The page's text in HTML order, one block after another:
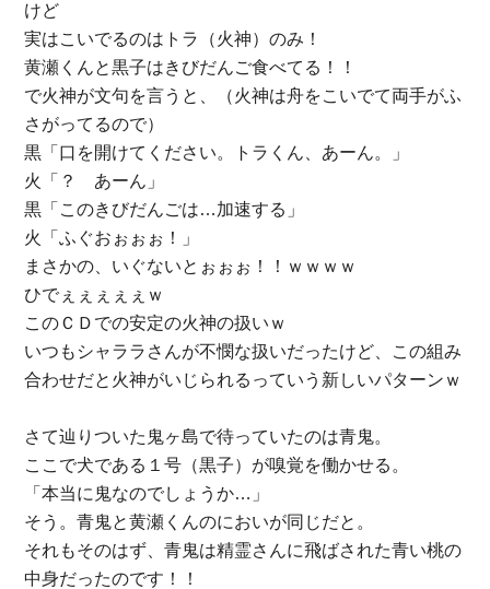
けど
実はこいでるのはトラ（火神）のみ！
黄瀬くんと黒子はきびだんご食べてる！！
で火神が文句を言うと、（火神は舟をこいでて両手がふ
さがってるので）
黒「口を開けてください。トラくん、あーん。」
火「？ あーん」
黒「このきびだんごは…加速する」
火「ふぐおぉぉぉ！」
まさかの、いぐないとぉぉぉ！！ｗｗｗｗ
ひでぇぇぇぇぇｗ
このＣＤでの安定の火神の扱いｗ
いつもシャララさんが不憫な扱いだったけど、この組み
合わせだと火神がいじられるっていう新しいパターンｗ
さて辿りついた鬼ヶ島で待っていたのは青鬼。
ここで犬である１号（黒子）が嗅覚を働かせる。
「本当に鬼なのでしょうか…」
そう。青鬼と黄瀬くんのにおいが同じだと。
それもそのはず、青鬼は精霊さんに飛ばされた青い桃の
中身だったのです！！